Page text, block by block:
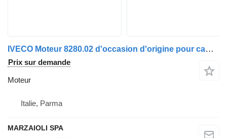
IVECO Moteur 8280.02 d'occasion d'origine pour camion IVECO Turbotech 190
Prix sur demande
Moteur
Italie, Parma
MARZAIOLI SPA